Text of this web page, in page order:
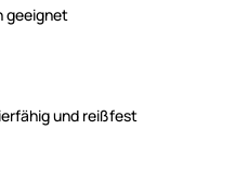
geeignet
und reißfest